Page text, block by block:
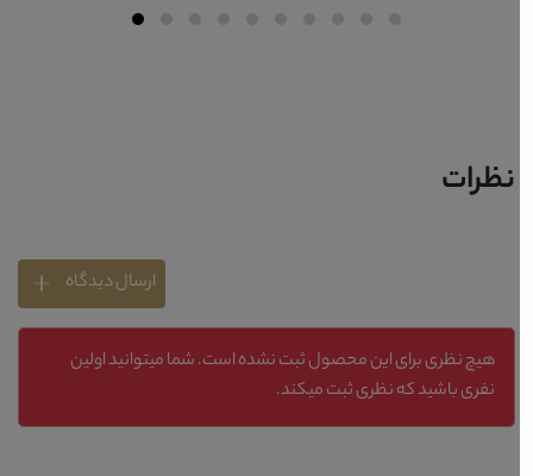
نظرات
ارسال دیدگاه
هیچ نظری برای این محصول ثبت نشده است. شما میتوانید اولین
نفری باشید که نظری ثبت میکند.